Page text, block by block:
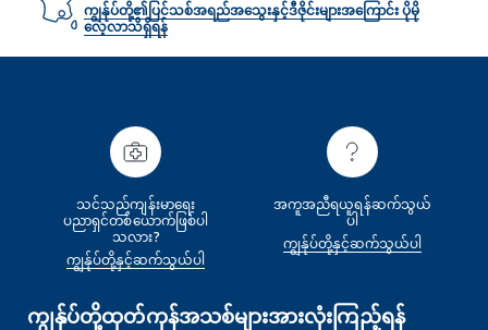
ကျွန်ုပ်တို့၏ပြင်သစ်အရည်အသွေးနှင့်ဒီဇိုင်းများအကြောင်း ပိုမို
လေ့လာသိရှိရန်
သင်သည်ကျန်းမာရေး
ပညာရှင်တစ်‌ယောက်ဖြစ်ပါ
သလား?
ကျွန်ုပ်တို့နှင့်ဆက်သွယ်ပါ
အကူအညီရယူရန်ဆက်သွယ်
ပါ
ကျွန်ုပ်တို့နှင့်ဆက်သွယ်ပါ
ကျွန်ုပ်တို့ထုတ်ကုန်အသစ်များအားလုံးကြည့်ရန်